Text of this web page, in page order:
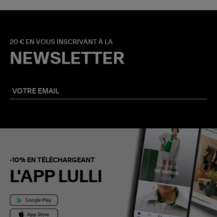
20 € EN VOUS INSCRIVANT À LA
NEWSLETTER
-10% EN TÉLÉCHARGEANT
L'APP LULLI